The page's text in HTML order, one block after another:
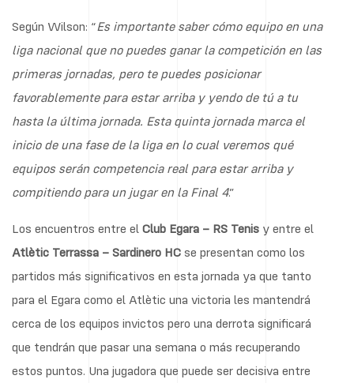
Según Wilson: “Es importante saber cómo equipo en una
liga nacional que no puedes ganar la competición en las
primeras jornadas, pero te puedes posicionar
favorablemente para estar arriba y yendo de tú a tu
hasta la última jornada. Esta quinta jornada marca el
inicio de una fase de la liga en lo cual veremos qué
equipos serán competencia real para estar arriba y
compitiendo para un jugar en la Final 4.”
Los encuentros entre el Club Egara – RS Tenis y entre el
Atlètic Terrassa – Sardinero HC se presentan como los
partidos más significativos en esta jornada ya que tanto
para el Egara como el Atlètic una victoria les mantendrá
cerca de los equipos invictos pero una derrota significará
que tendrán que pasar una semana o más recuperando
estos puntos. Una jugadora que puede ser decisiva entre